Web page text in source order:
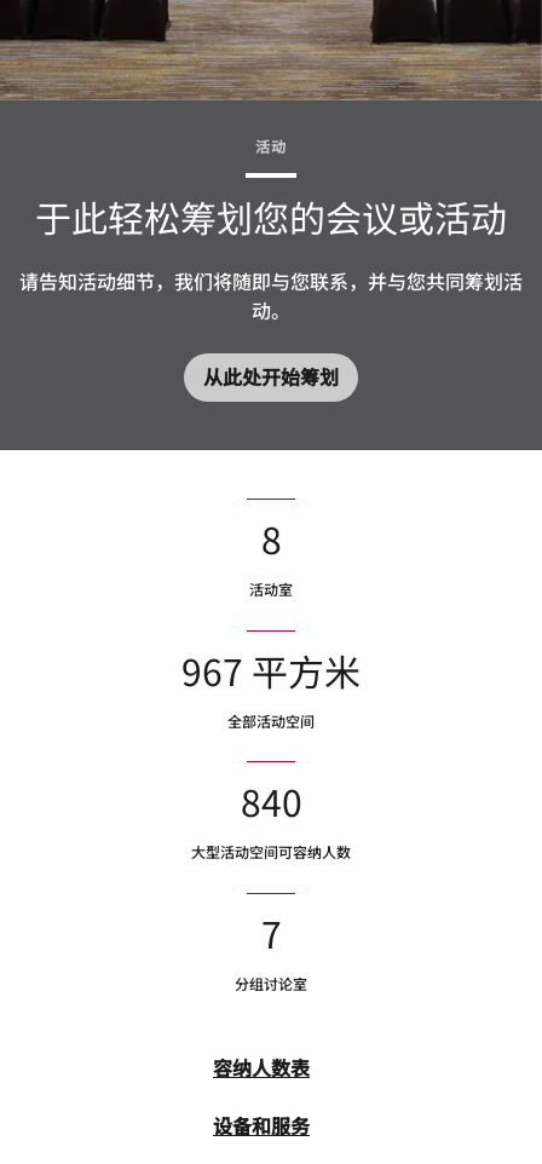
活动
于此轻松筹划您的会议或活动
请告知活动细节，我们将随即与您联系，并与您共同筹划活
动。
从此处开始筹划
8
活动室
967 平方米
全部活动空间
840
大型活动空间可容纳人数
7
分组讨论室
容纳人数表
设备和服务